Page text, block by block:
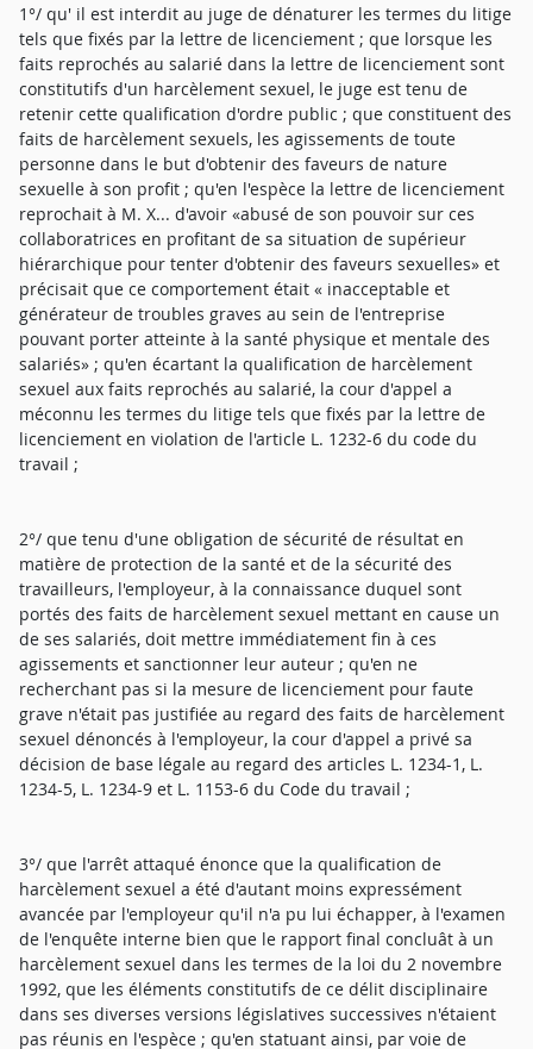
1°/ qu' il est interdit au juge de dénaturer les termes du litige
tels que fixés par la lettre de licenciement ; que lorsque les
faits reprochés au salarié dans la lettre de licenciement sont
constitutifs d'un harcèlement sexuel, le juge est tenu de
retenir cette qualification d'ordre public ; que constituent des
faits de harcèlement sexuels, les agissements de toute
personne dans le but d'obtenir des faveurs de nature
sexuelle à son profit ; qu'en l'espèce la lettre de licenciement
reprochait à M. X... d'avoir «abusé de son pouvoir sur ces
collaboratrices en profitant de sa situation de supérieur
hiérarchique pour tenter d'obtenir des faveurs sexuelles» et
précisait que ce comportement était « inacceptable et
générateur de troubles graves au sein de l'entreprise
pouvant porter atteinte à la santé physique et mentale des
salariés» ; qu'en écartant la qualification de harcèlement
sexuel aux faits reprochés au salarié, la cour d'appel a
méconnu les termes du litige tels que fixés par la lettre de
licenciement en violation de l'article L. 1232-6 du code du
travail ;
2°/ que tenu d'une obligation de sécurité de résultat en
matière de protection de la santé et de la sécurité des
travailleurs, l'employeur, à la connaissance duquel sont
portés des faits de harcèlement sexuel mettant en cause un
de ses salariés, doit mettre immédiatement fin à ces
agissements et sanctionner leur auteur ; qu'en ne
recherchant pas si la mesure de licenciement pour faute
grave n'était pas justifiée au regard des faits de harcèlement
sexuel dénoncés à l'employeur, la cour d'appel a privé sa
décision de base légale au regard des articles L. 1234-1, L.
1234-5, L. 1234-9 et L. 1153-6 du Code du travail ;
3°/ que l'arrêt attaqué énonce que la qualification de
harcèlement sexuel a été d'autant moins expressément
avancée par l'employeur qu'il n'a pu lui échapper, à l'examen
de l'enquête interne bien que le rapport final concluât à un
harcèlement sexuel dans les termes de la loi du 2 novembre
1992, que les éléments constitutifs de ce délit disciplinaire
dans ses diverses versions législatives successives n'étaient
pas réunis en l'espèce ; qu'en statuant ainsi, par voie de